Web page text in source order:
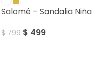
Salomé – Sandalia Niña
$799 $ 499